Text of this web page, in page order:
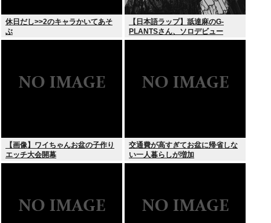
休日だし>>2のキャラかいてあそ
ぶ
【日本語ラップ】舐達麻のG-
PLANTSさん、ソロデビュー
【画像】ワイちゃんお盆の子作り
エッチ大会開幕
交通費が高すぎてお盆に帰省しな
い一人暮らしが増加